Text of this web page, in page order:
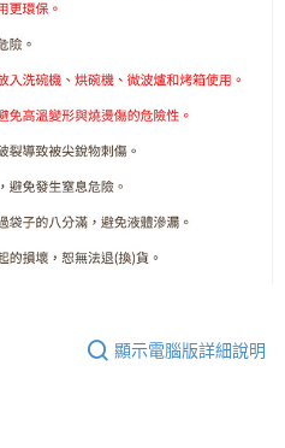
顯示電腦版詳細說明